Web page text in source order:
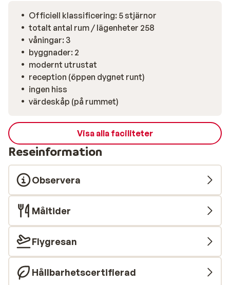
Strandbaren Maratha erbjuder, utöver en härlig
atmosfär vid havet, goda cocktails och enklare rätter
som fräscha sallader. Minimarket finns i anslutning till
hotellet.
Officiell klassificering: 5 stjärnor
totalt antal rum / lägenheter 258
våningar: 3
byggnader: 2
modernt utrustat
reception (öppen dygnet runt)
ingen hiss
värdeskåp (på rummet)
Visa alla faciliteter
Reseinformation
Observera
Måltider
Flygresan
Hållbarhetscertifierad